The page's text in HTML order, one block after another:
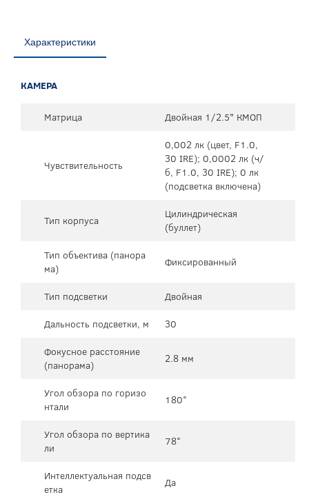
Характеристики
КАМЕРА
Матрица Двойная 1/2.5" КМОП
Чувствительность
0,002 лк (цвет, F1.0,
30 IRE); 0,0002 лк (ч/
б, F1.0, 30 IRE); 0 лк
(подсветка включена)
Тип корпуса
Цилиндрическая
(буллет)
Тип объектива (панора
ма)
Фиксированный
Тип подсветки
Двойная
Дальность подсветки, м
30
Фокусное расстояние
(панорама)
2.8 мм
Угол обзора по горизо
нтали
180°
Угол обзора по вертика
ли
78°
Интеллектуальная подсв
етка
Да